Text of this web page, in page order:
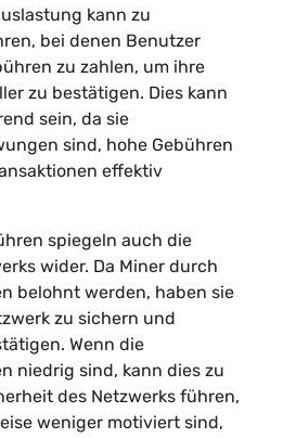
kann zu
bei denen Benutzer
zu zahlen, um ihre
zu bestätigen. Dies kann
sein, da sie
sind, hohe Gebühren
effektiv
spiegeln auch die
wider. Da Miner durch
belohnt werden, haben sie
zu sichern und
Wenn die
niedrig sind, kann dies zu
des Netzwerks führen,
weniger motiviert sind,